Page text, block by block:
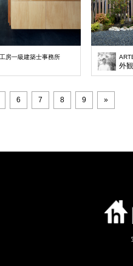
房一級建築士事務所
外観
6 7 8 9 »